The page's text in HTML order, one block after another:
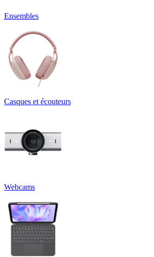
Ensembles
Casques et écouteurs
Webcams